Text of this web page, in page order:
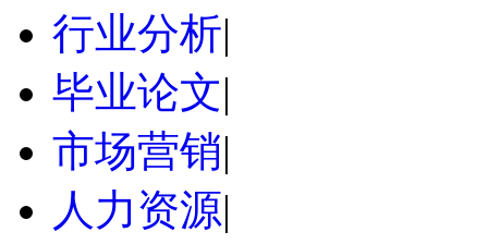
行业分析|
毕业论文|
市场营销|
人力资源|